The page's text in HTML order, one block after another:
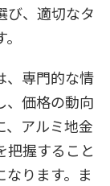
び、適切なタ
、専門的な情
、価格の動向
、アルミ地金
把握すること
ります。ま